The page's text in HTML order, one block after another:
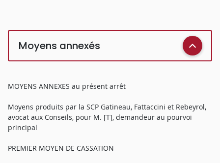
Moyens annexés
MOYENS ANNEXES au présent arrêt
Moyens produits par la SCP Gatineau, Fattaccini et Rebeyrol,
avocat aux Conseils, pour M. [T], demandeur au pourvoi
principal
PREMIER MOYEN DE CASSATION